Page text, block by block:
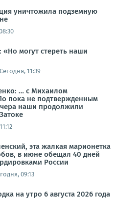
уничтожила подземную
могут стереть наши
Сегодня, 11:39
… с Михаилом
пока не подтвержденным
наши продолжили
эта жалкая марионетка
в июне обещал 40 дней
России
09:13
на утро 6 августа 2026 года